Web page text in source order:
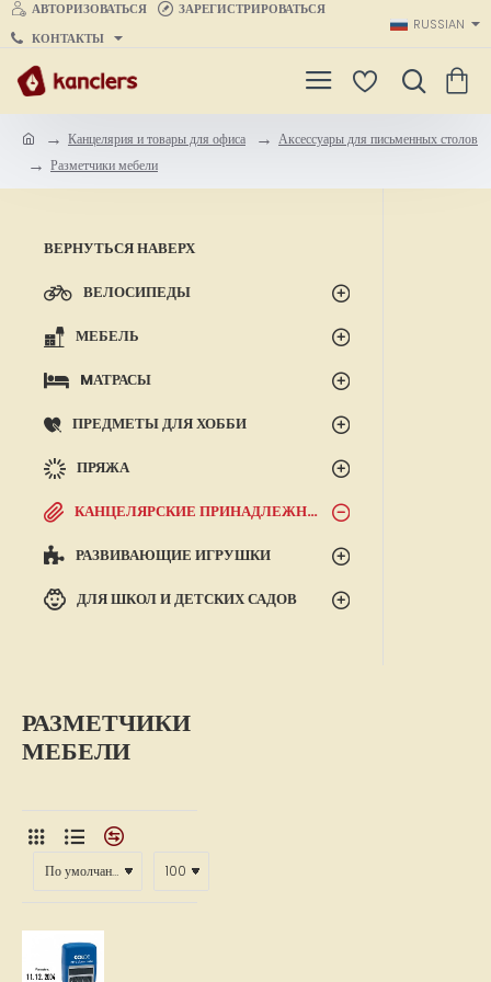
АВТОРИЗОВАТЬСЯ
ЗАРЕГИСТРИРОВАТЬСЯ
КОНТАКТЫ
RUSSIAN
m
Канцелярия и товары для офиса
Аксессуары для письменных столов
Разметчики мебели
ВЕРНУТЬСЯ НАВЕРХ
ВЕЛОСИПЕДЫ
МЕБЕЛЬ
MАТРАСЫ
ПРЕДМЕТЫ ДЛЯ ХОББИ
ПРЯЖА
КАНЦЕЛЯРСКИЕ ПРИНАДЛЕЖНОСТИ
РАЗВИВАЮЩИЕ ИГРУШКИ
ДЛЯ ШКОЛ И ДЕТСКИХ САДОВ
РАЗМЕТЧИКИ
МЕБЕЛИ